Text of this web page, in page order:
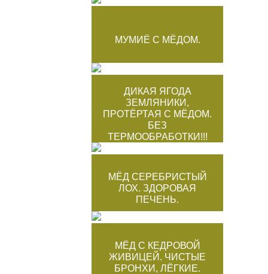
МУМИЁ С МЁДОМ.
ДИКАЯ ЯГОДА
ЗЕМЛЯНИКИ,
ПРОТЁРТАЯ С МЁДОМ.
БЕЗ
ТЕРМООБРАБОТКИ!!!
МЁД СЕРЕБРИСТЫЙ
ЛОХ. ЗДОРОВАЯ
ПЕЧЕНЬ.
МЁД С КЕДРОВОЙ
ЖИВИЦЕЙ. ЧИСТЫЕ
БРОНХИ, ЛЁГКИЕ.